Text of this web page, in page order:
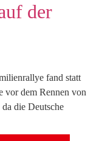
der
fand statt
vor dem Rennen von
die Deutsche